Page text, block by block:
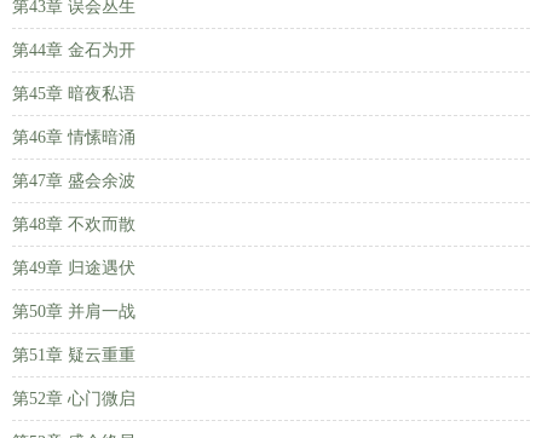
第43章 误会丛生
第44章 金石为开
第45章 暗夜私语
第46章 情愫暗涌
第47章 盛会余波
第48章 不欢而散
第49章 归途遇伏
第50章 并肩一战
第51章 疑云重重
第52章 心门微启